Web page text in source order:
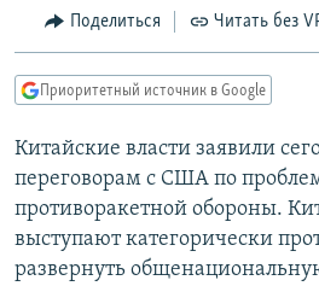
навигации
Вернутся
IDEL.РЕАЛИИ
КАВКАЗ.РЕАЛИИ
СИБИРЬ.РЕАЛИИ
РАСПИСАНИЕ ВЕЩАНИЯ
ПОДПИШИТЕСЬ НА РАССЫЛКУ
Поделиться Читать без
Приоритетный источник в Google
Китайские власти заявили
переговорам с США по
противоракетной обороны.
выступают категорически
развернуть